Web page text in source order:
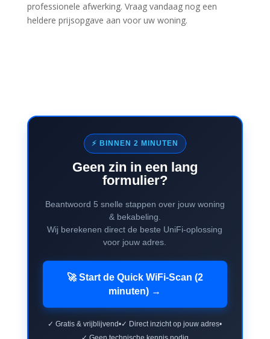
professionele afwerking. Vraag vandaag nog een
heldere prijsopgave aan voor uw woning.
⚡ BINNEN 2 MINUTEN
Geen zin in een lang
formulier?
Beantwoord 5 snelle stappen over jouw woning
& bekabeling.
Wij berekenen direct de beste UniFi-oplossing
voor jouw adres.
🚀 Start de Quick WiFi-Scan (2
minuten) →
✓ Gratis & vrijblijvend•✓ Direct inzicht op jouw adres•